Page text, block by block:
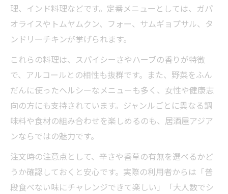
理、インド料理などです。定番メニューとしては、ガパ
オライスやトムヤムクン、フォー、サムギョプサル、タ
ンドリーチキンが挙げられます。
これらの料理は、スパイシーさやハーブの香りが特徴
で、アルコールとの相性も抜群です。また、野菜をふん
だんに使ったヘルシーなメニューも多く、女性や健康志
向の方にも支持されています。ジャンルごとに異なる調
味料や食材の組み合わせを楽しめるのも、居酒屋アジア
ンならではの魅力です。
注文時の注意点として、辛さや香草の有無を選べるかど
うか確認しておくと安心です。実際の利用者からは「普
段食べない味にチャレンジできて楽しい」「大人数でシ